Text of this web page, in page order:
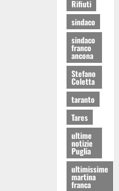
Rifiuti
sindaco
sindaco
franco
ancona
Stefano
Coletta
taranto
Tares
ultime
notizie
Puglia
ultimissime
martina
franca